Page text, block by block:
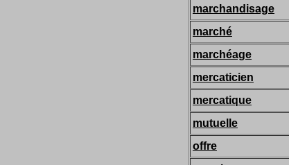
marchandisage
marché
marchéage
mercaticien
mercatique
mutuelle
offre